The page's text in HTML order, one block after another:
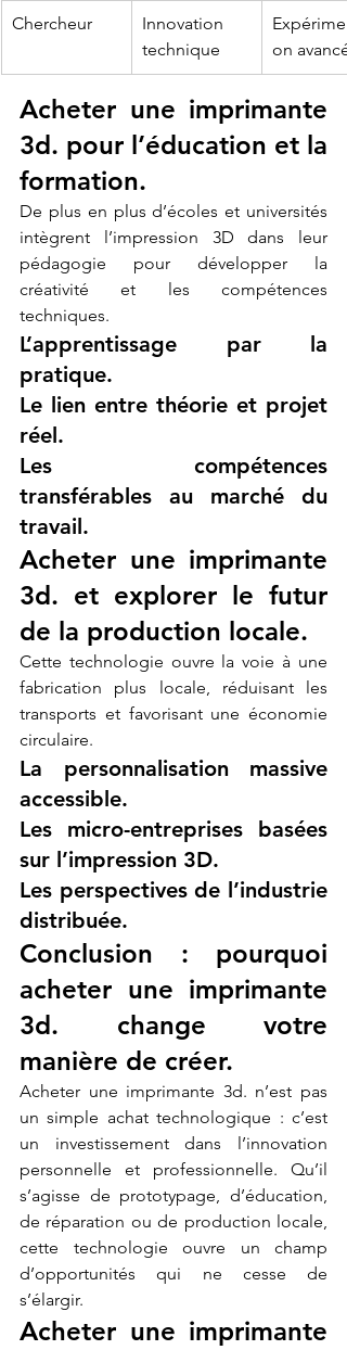
Chercheur
Innovation
technique
on
Acheter une imprimante
3d. pour l’éducation et la
formation.
De plus en plus d’écoles et universités
intègrent l’impression 3D dans leur
pédagogie pour développer la
créativité et les compétences
techniques.
L’apprentissage par la
pratique.
Le lien entre théorie et projet
réel.
Les compétences
transférables au marché du
travail.
Acheter une imprimante
3d. et explorer le futur
de la production locale.
Cette technologie ouvre la voie à une
fabrication plus locale, réduisant les
transports et favorisant une économie
circulaire.
La personnalisation massive
accessible.
Les micro-entreprises basées
sur l’impression 3D.
Les perspectives de l’industrie
distribuée.
Conclusion : pourquoi
acheter une imprimante
3d. change votre
manière de créer.
Acheter une imprimante 3d. n’est pas
un simple achat technologique : c’est
un investissement dans l’innovation
personnelle et professionnelle. Qu’il
s’agisse de prototypage, d’éducation,
de réparation ou de production locale,
cette technologie ouvre un champ
d’opportunités qui ne cesse de
s’élargir.
Acheter une imprimante